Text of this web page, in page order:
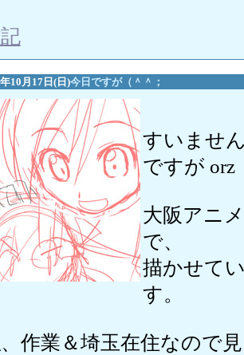
10月17日(日)今日ですが（＾＾；
すいませ
ですが orz
大阪アニ
で、
描かせて
す。
作業＆埼玉在住なので